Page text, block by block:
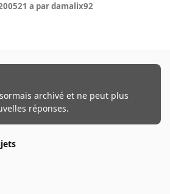
21 a par damalix92
archivé et ne peut plus
réponses.